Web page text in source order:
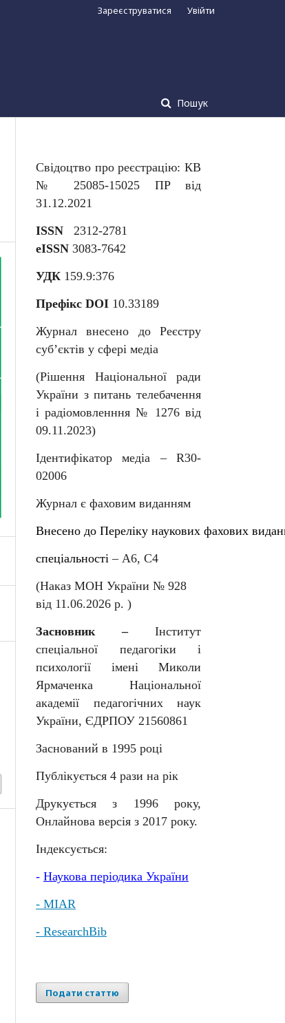
Пошук
Зареєструватися Увійти
Свідоцтво про реєстрацію: КВ
№ 25085-15025 ПР від
31.12.2021
ISSN 2312-2781
eISSN 3083-7642
УДК 159.9:376
Префікс DOI 10.33189
Журнал внесено до Реєстру
суб’єктів у сфері медіа
(Рішення Національної ради
України з питань телебачення
і радіомовленння № 1276 від
09.11.2023)
Ідентифікатор медіа – R30-
02006
Журнал є фаховим виданням
Внесено до Перелiку наукових фахових
спеціальності–А6, С4
(Наказ МОН України № 928
від 11.06.2026 р. )
Засновник – Інститут
спеціальної педагогіки і
психології імені Миколи
Ярмаченка Національної
академії педагогічних наук
України, ЄДРПОУ 21560861
Заснований в 1995 році
Публікується 4 рази на рік
Друкується з 1996 року,
Онлайнова версія з 2017 року.
Індексується:
- Наукова періодика України
- MIAR
- ResearchBib
Подати статтю